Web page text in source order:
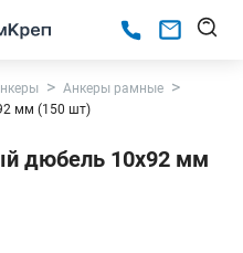
Анкеры рамные
мм (150 шт)
дюбель 10х92 мм